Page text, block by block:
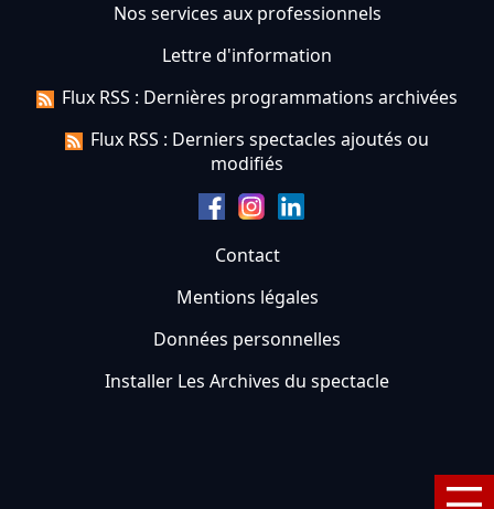
Nos services aux professionnels
Lettre d'information
Flux RSS : Dernières programmations archivées
Flux RSS : Derniers spectacles ajoutés ou
modifiés
Contact
Mentions légales
Données personnelles
Installer Les Archives du spectacle